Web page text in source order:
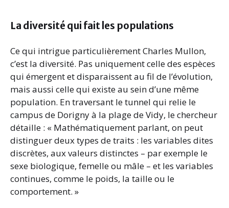
La diversité qui fait les populations
Ce qui intrigue particulièrement Charles Mullon,
c’est la diversité. Pas uniquement celle des espèces
qui émergent et disparaissent au fil de l’évolution,
mais aussi celle qui existe au sein d’une même
population. En traversant le tunnel qui relie le
campus de Dorigny à la plage de Vidy, le chercheur
détaille : « Mathématiquement parlant, on peut
distinguer deux types de traits : les variables dites
discrètes, aux valeurs distinctes – par exemple le
sexe biologique, femelle ou mâle – et les variables
continues, comme le poids, la taille ou le
comportement. »